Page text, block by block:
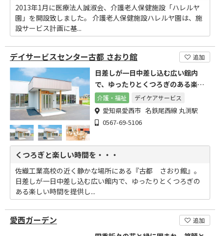
2013年1月に医療法人誠淑会、介護老人保健施設「ハレルヤ
園」を開設致しました。 介護老人保健施設ハレルヤ園は、施
設サービス計画に基...
デイサービスセンター古都 さおり館 追加
日差しが一日中差し込む広い館内
で、ゆったりとくつろぎのある楽し
い時間を提供します。
介護・福祉 デイケアサービス
愛知県愛西市 名鉄尾西線 丸渕駅
0567-69-5106
くつろぎと楽しい時間を・・・
佐織工業高校の近く静かな場所にある『古都 さおり館』。
日差しが一日中差し込む広い館内で、ゆったりとくつろぎの
ある楽しい時間を提供し...
愛西ガーデン 追加